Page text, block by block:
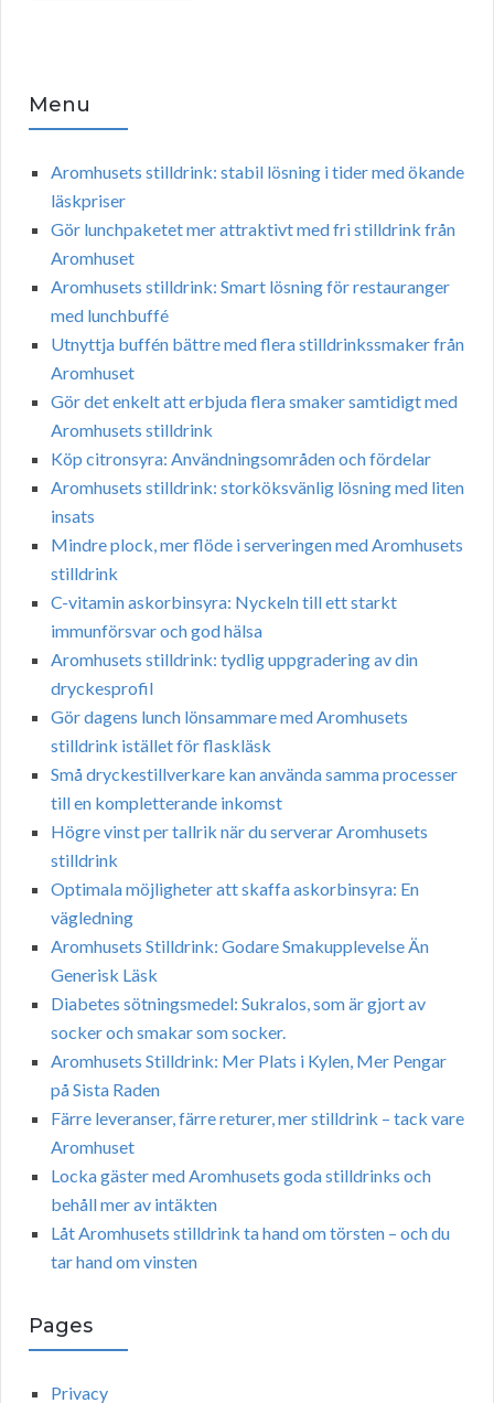
Menu
Aromhusets stilldrink: stabil lösning i tider med ökande
läskpriser
Gör lunchpaketet mer attraktivt med fri stilldrink från
Aromhuset
Aromhusets stilldrink: Smart lösning för restauranger
med lunchbuffé
Utnyttja buffén bättre med flera stilldrinkssmaker från
Aromhuset
Gör det enkelt att erbjuda flera smaker samtidigt med
Aromhusets stilldrink
Köp citronsyra: Användningsområden och fördelar
Aromhusets stilldrink: storköksvänlig lösning med liten
insats
Mindre plock, mer flöde i serveringen med Aromhusets
stilldrink
C-vitamin askorbinsyra: Nyckeln till ett starkt
immunförsvar och god hälsa
Aromhusets stilldrink: tydlig uppgradering av din
dryckesprofil
Gör dagens lunch lönsammare med Aromhusets
stilldrink istället för flaskläsk
Små dryckestillverkare kan använda samma processer
till en kompletterande inkomst
Högre vinst per tallrik när du serverar Aromhusets
stilldrink
Optimala möjligheter att skaffa askorbinsyra: En
vägledning
Aromhusets Stilldrink: Godare Smakupplevelse Än
Generisk Läsk
Diabetes sötningsmedel: Sukralos, som är gjort av
socker och smakar som socker.
Aromhusets Stilldrink: Mer Plats i Kylen, Mer Pengar
på Sista Raden
Färre leveranser, färre returer, mer stilldrink – tack vare
Aromhuset
Locka gäster med Aromhusets goda stilldrinks och
behåll mer av intäkten
Låt Aromhusets stilldrink ta hand om törsten – och du
tar hand om vinsten
Pages
Privacy